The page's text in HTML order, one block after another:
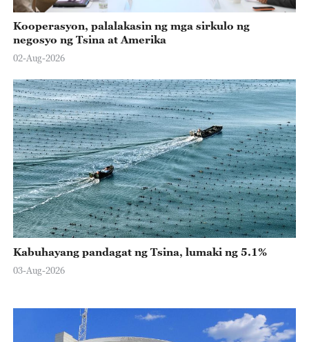
Kooperasyon, palalakasin ng mga sirkulo ng
negosyo ng Tsina at Amerika
02-Aug-2026
Kabuhayang pandagat ng Tsina, lumaki ng 5.1%
03-Aug-2026